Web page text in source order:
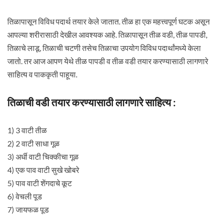
तिळापासून विविध पदार्थ तयार केले जातात. तीळ हा एक महत्त्वपूर्ण घटक असून
आपल्या शरीरासाठी देखील आवश्यक आहे. तिळापासून तीळ वडी, तीळ पापडी,
तिळाचे लाडू, तिळाची चटणी तसेच तिळाचा उपयोग विविध पदार्थांमध्ये केला
जातो. तर आज आपण येथे तीळ पापडी व तीळ वडी तयार करण्यासाठी लागणारे
साहित्य व पाककृती पाहूया.
तिळाची वडी तयार करण्यासाठी लागणारे साहित्य :
1) 3 वाटी तीळ
2) 2 वाटी साधा गूळ
3) अर्धी वाटी चिक्कीचा गूळ
4) एक पाव वाटी सुखे खोबरे
5) पाव वाटी शेंगदाचे कूट
6) वेचली पूड
7) जायफळ पूड